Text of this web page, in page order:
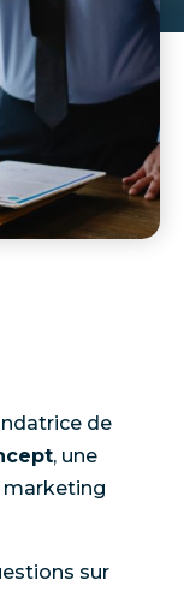
de
, une
marketing
sur